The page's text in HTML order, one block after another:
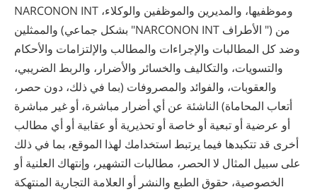
NARCONON INT وموظفيها، والمديرين والموظفين والوكلاء،
والممثلين (بشكل جماعي "NARCONON INT الأطراف ") من
وضد كل المطالبات والإجراءات والمطالب والإلتزامات والأحكام
والتسويات، والتكاليف والخسائر والأضرار، والربط الضريبي،
والعقوبات، والفوائد والمصروفات (بما في ذلك، دون حصر،
أتعاب المحاماة) الناشئة عن أي أضرار مباشرة، أو غير مباشرة
أو عرضية أو تبعية أو خاصة أو تحذيرية أو عقابية أو أي مطالب
أخرى قد تتكبدها فيما يرتبط استخدامك لهذا الموقع، بما في ذلك
على سبيل المثال لا الحصر، مطالبات التشهير، وإنتهاك العلنية أو
الخصوصية، حقوق الطبع والنشر أو العلامة التجارية المنتهكة